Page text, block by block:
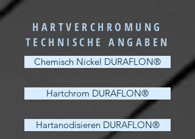
HARTVERCHROMUNG
TECHNISCHE ANGABEN
Chemisch Nickel DURAFLON®
Hartchrom DURAFLON®
Hartanodisieren DURAFLON®